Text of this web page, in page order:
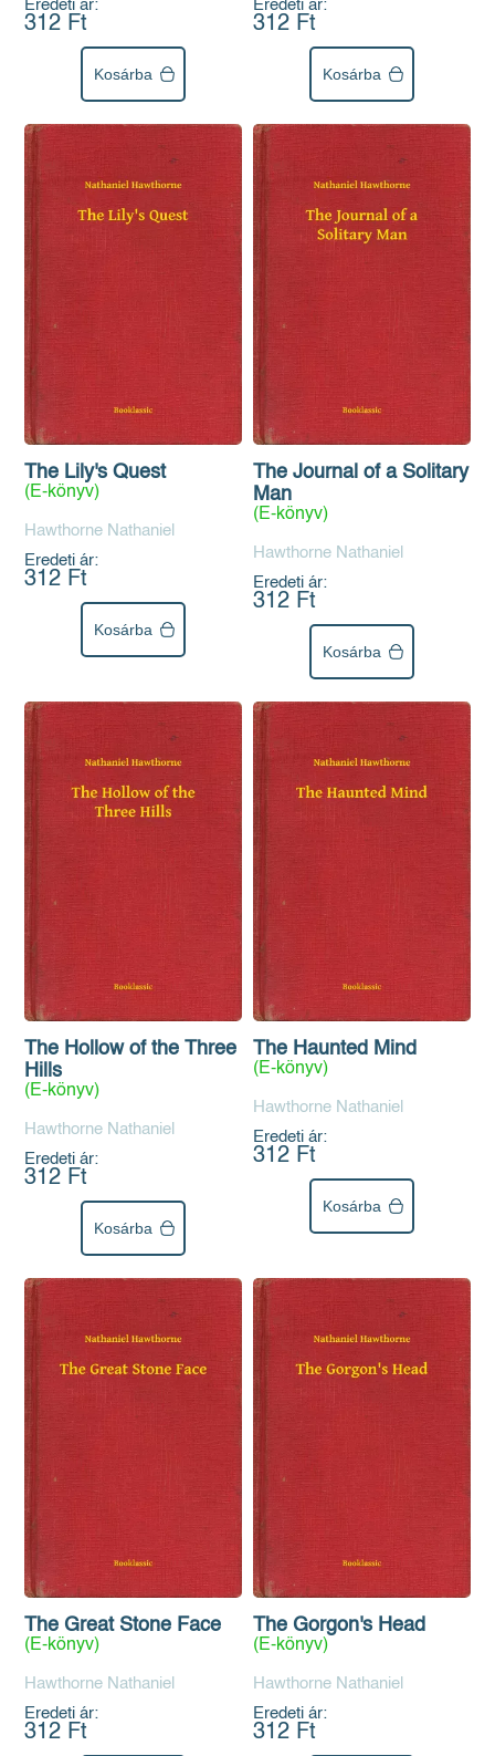
Eredeti ár:
312 Ft
Kosárba
Eredeti ár:
312 Ft
Kosárba
The Lily's Quest
(E-könyv)
Hawthorne Nathaniel
Eredeti ár:
312 Ft
Kosárba
The Journal of a Solitary
Man
(E-könyv)
Hawthorne Nathaniel
Eredeti ár:
312 Ft
Kosárba
The Hollow of the Three
Hills
(E-könyv)
Hawthorne Nathaniel
Eredeti ár:
312 Ft
Kosárba
The Haunted Mind
(E-könyv)
Hawthorne Nathaniel
Eredeti ár:
312 Ft
Kosárba
The Great Stone Face
(E-könyv)
Hawthorne Nathaniel
Eredeti ár:
312 Ft
The Gorgon's Head
(E-könyv)
Hawthorne Nathaniel
Eredeti ár:
312 Ft